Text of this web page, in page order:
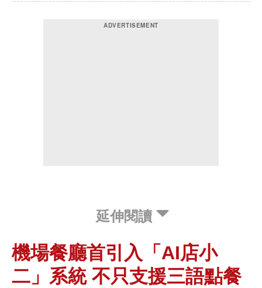
延伸閱讀
機場餐廳首引入「AI店小
二」系統 不只支援三語點餐